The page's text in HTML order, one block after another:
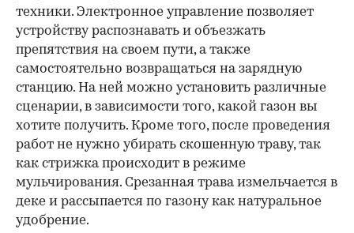
техники. Электронное управление позволяет
устройству распознавать и объезжать
препятствия на своем пути, а также
самостоятельно возвращаться на зарядную
станцию. На ней можно установить различные
сценарии, в зависимости того, какой газон вы
хотите получить. Кроме того, после проведения
работ не нужно убирать скошенную траву, так
как стрижка происходит в режиме
мульчирования. Срезанная трава измельчается в
деке и рассыпается по газону как натуральное
удобрение.